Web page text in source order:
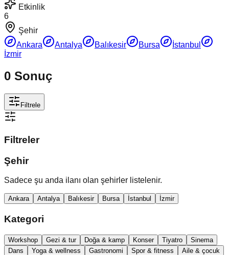
Etkinlik
6
Şehir
Ankara
Antalya Balıkesir Bursa
İstanbul
İzmir
0 Sonuç
Filtrele
Filtreler
Şehir
Sadece şu anda ilanı olan şehirler listelenir.
Ankara Antalya Balıkesir Bursa İstanbul İzmir
Kategori
Workshop Gezi & tur Doğa & kamp Konser Tiyatro
Sinema
Dans
Yoga & wellness Gastronomi Spor & fitness
Aile & çocuk